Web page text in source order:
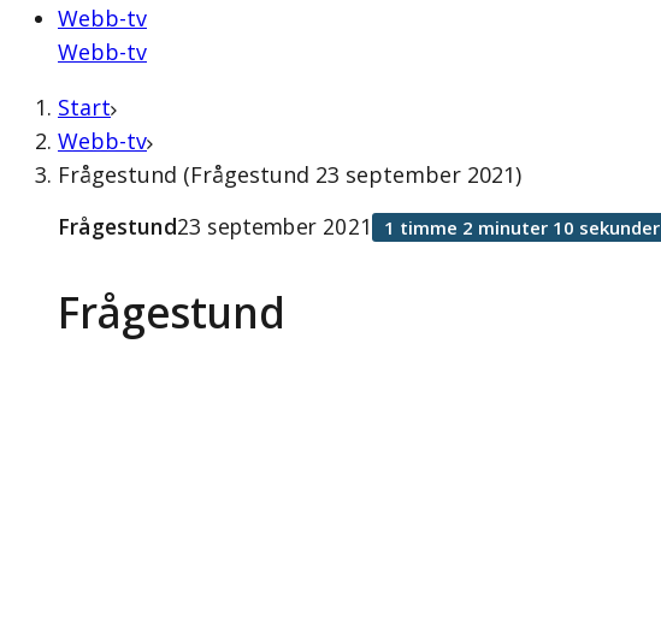
Webb-tv
Webb-tv
Start
Webb-tv
Frågestund (Frågestund 23 september 2021)
Frågestund
Frågestund23 september 2021 1 timme 2 minuter 10 sekunder